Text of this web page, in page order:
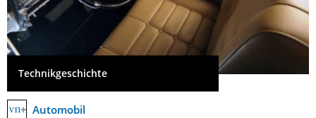
Technikgeschichte
Automobil